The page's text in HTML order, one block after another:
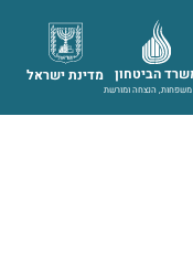
מדינת ישראל הביטחון
הנצחה ומורשת